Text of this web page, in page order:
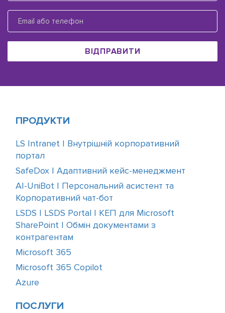
ВІДПРАВИТИ
ПРОДУКТИ
LS Intranet | Внутрішній корпоративний
портал
SafeDox | Адаптивний кейс-менеджмент
AI-UniBot | Персональний асистент та
Корпоративний чат-бот
LSDS | LSDS Portal | КЕП для Microsoft
SharePoint | Обмін документами з
контрагентам
Microsoft 365
Microsoft 365 Copilot
Azure
ПОСЛУГИ